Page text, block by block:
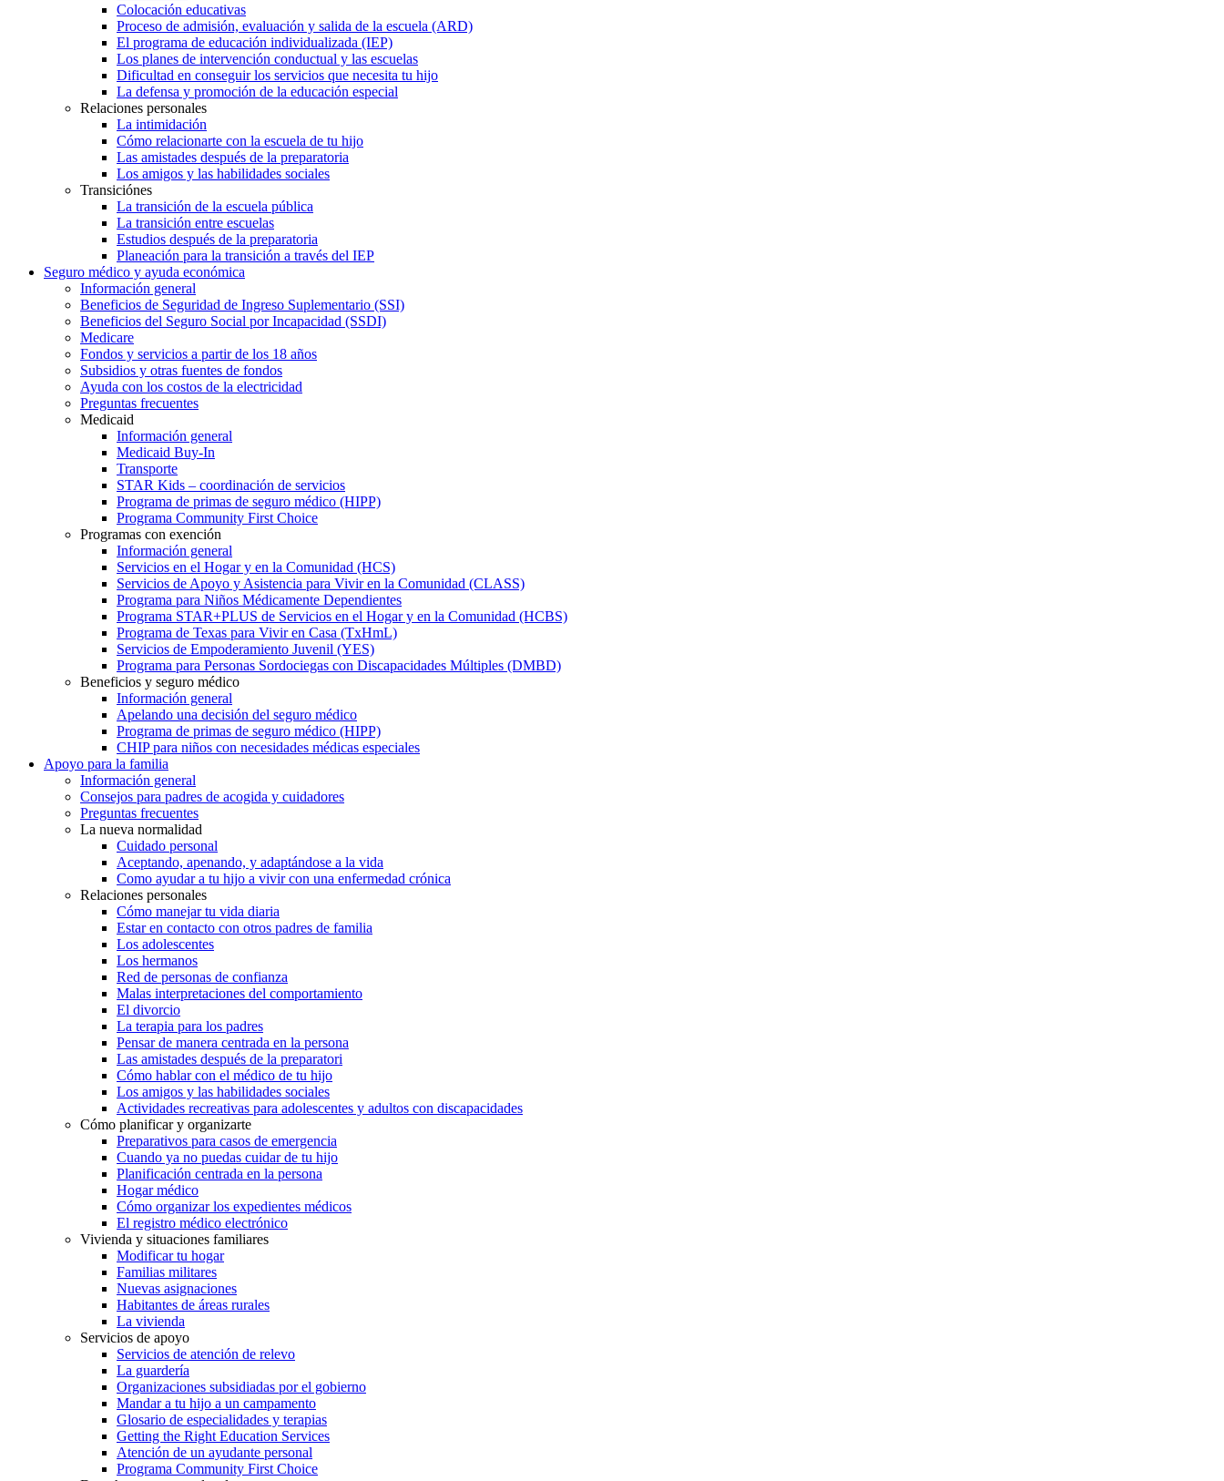
Colocación educativas
Proceso de admisión, evaluación y salida de la escuela (ARD)
El programa de educación individualizada (IEP)
Los planes de intervención conductual y las escuelas
Dificultad en conseguir los servicios que necesita tu hijo
La defensa y promoción de la educación especial
Relaciones personales
La intimidación
Cómo relacionarte con la escuela de tu hijo
Las amistades después de la preparatoria
Los amigos y las habilidades sociales
Transiciónes
La transición de la escuela pública
La transición entre escuelas
Estudios después de la preparatoria
Planeación para la transición a través del IEP
Seguro médico y ayuda económica
Información general
Beneficios de Seguridad de Ingreso Suplementario (SSI)
Beneficios del Seguro Social por Incapacidad (SSDI)
Medicare
Fondos y servicios a partir de los 18 años
Subsidios y otras fuentes de fondos
Ayuda con los costos de la electricidad
Preguntas frecuentes
Medicaid
Información general
Medicaid Buy-In
Transporte
STAR Kids – coordinación de servicios
Programa de primas de seguro médico (HIPP)
Programa Community First Choice
Programas con exención
Información general
Servicios en el Hogar y en la Comunidad (HCS)
Servicios de Apoyo y Asistencia para Vivir en la Comunidad (CLASS)
Programa para Niños Médicamente Dependientes
Programa STAR+PLUS de Servicios en el Hogar y en la Comunidad (HCBS)
Programa de Texas para Vivir en Casa (TxHmL)
Servicios de Empoderamiento Juvenil (YES)
Programa para Personas Sordociegas con Discapacidades Múltiples (DMBD)
Beneficios y seguro médico
Información general
Apelando una decisión del seguro médico
Programa de primas de seguro médico (HIPP)
CHIP para niños con necesidades médicas especiales
Apoyo para la familia
Información general
Consejos para padres de acogida y cuidadores
Preguntas frecuentes
La nueva normalidad
Cuidado personal
Aceptando, apenando, y adaptándose a la vida
Como ayudar a tu hijo a vivir con una enfermedad crónica
Relaciones personales
Cómo manejar tu vida diaria
Estar en contacto con otros padres de familia
Los adolescentes
Los hermanos
Red de personas de confianza
Malas interpretaciones del comportamiento
El divorcio
La terapia para los padres
Pensar de manera centrada en la persona
Las amistades después de la preparatori
Cómo hablar con el médico de tu hijo
Los amigos y las habilidades sociales
Actividades recreativas para adolescentes y adultos con discapacidades
Cómo planificar y organizarte
Preparativos para casos de emergencia
Cuando ya no puedas cuidar de tu hijo
Planificación centrada en la persona
Hogar médico
Cómo organizar los expedientes médicos
El registro médico electrónico
Vivienda y situaciones familiares
Modificar tu hogar
Familias militares
Nuevas asignaciones
Habitantes de áreas rurales
La vivienda
Servicios de apoyo
Servicios de atención de relevo
La guardería
Organizaciones subsidiadas por el gobierno
Mandar a tu hijo a un campamento
Glosario de especialidades y terapias
Getting the Right Education Services
Atención de un ayudante personal
Programa Community First Choice